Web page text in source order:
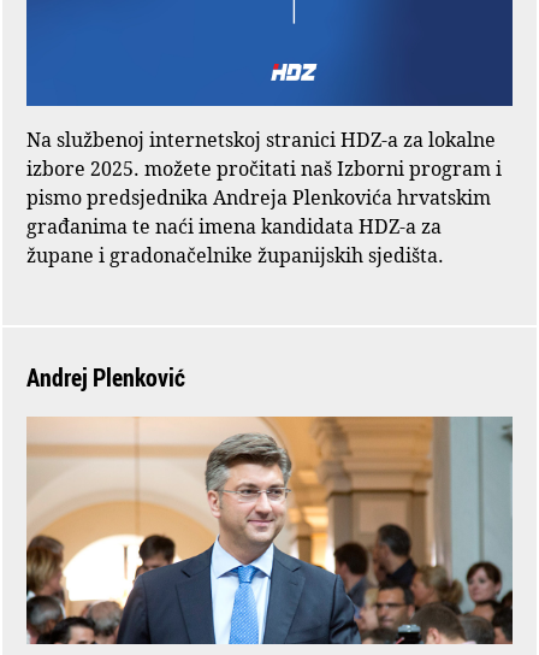
Na službenoj internetskoj stranici HDZ-a za lokalne
izbore 2025. možete pročitati naš Izborni program i
pismo predsjednika Andreja Plenkovića hrvatskim
građanima te naći imena kandidata HDZ-a za
župane i gradonačelnike županijskih sjedišta.
Andrej Plenković